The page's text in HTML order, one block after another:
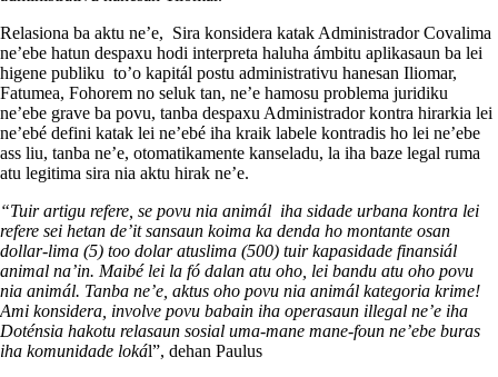
Relasiona ba aktu ne’e, Sira konsidera katak Administrador Covalima
ne’ebe hatun despaxu hodi interpreta haluha ámbitu aplikasaun ba lei
higene publiku to’o kapitál postu administrativu hanesan Iliomar,
Fatumea, Fohorem no seluk tan, ne’e hamosu problema juridiku
ne’ebe grave ba povu, tanba despaxu Administrador kontra hirarkia lei
ne’ebé defini katak lei ne’ebé iha kraik labele kontradis ho lei ne’ebe
ass liu, tanba ne’e, otomatikamente kanseladu, la iha baze legal ruma
atu legitima sira nia aktu hirak ne’e.
“Tuir artigu refere, se povu nia animál iha sidade urbana kontra lei
refere sei hetan de’it sansaun koima ka denda ho montante osan
dollar-lima (5) too dolar atuslima (500) tuir kapasidade finansiál
animal na’in. Maibé lei la fó dalan atu oho, lei bandu atu oho povu
nia animál. Tanba ne’e, aktus oho povu nia animál kategoria krime!
Ami konsidera, involve povu babain iha operasaun illegal ne’e iha
Doténsia hakotu relasaun sosial uma-mane mane-foun ne’ebe buras
iha komunidade lokál”, dehan Paulus